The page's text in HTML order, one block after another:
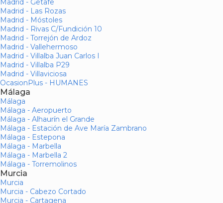
Madrid - Getafe
Madrid - Las Rozas
Madrid - Móstoles
Madrid - Rivas C/Fundición 10
Madrid - Torrejón de Ardoz
Madrid - Vallehermoso
Madrid - Villalba Juan Carlos I
Madrid - Villalba P29
Madrid - Villaviciosa
OcasionPlus - HUMANES
Málaga
Málaga
Málaga - Aeropuerto
Málaga - Alhaurín el Grande
Málaga - Estación de Ave María Zambrano
Málaga - Estepona
Málaga - Marbella
Málaga - Marbella 2
Málaga - Torremolinos
Murcia
Murcia
Murcia - Cabezo Cortado
Murcia - Cartagena